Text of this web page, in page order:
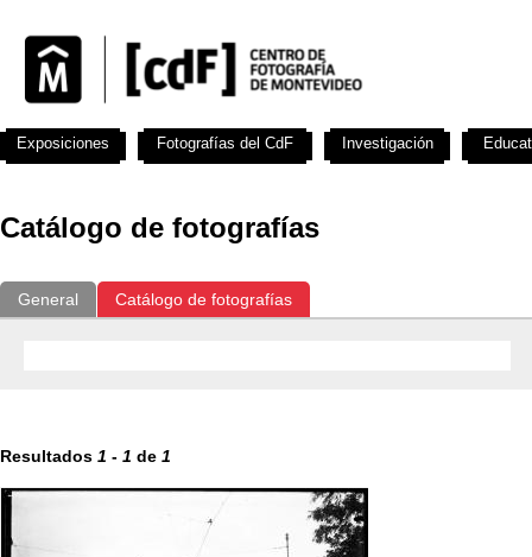
Catálogo de fotografías
General Catálogo de fotografías
Resultados 1 - 1 de 1
Exposiciones Fotografías del CdF Investigación